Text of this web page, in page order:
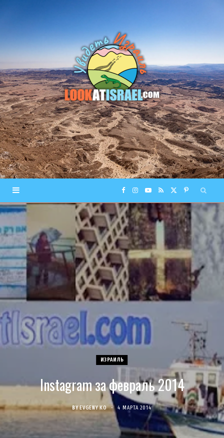
F
a
c
e
b
o
I
n
s
t
a
m
Y
u
T
u
R
S (
T
w
i
r
)
P
i
n
t
s
ИЗРАИЛЬ
Instagram за февраль 2014
BY EVGENY KO 4 МАРТА 2014